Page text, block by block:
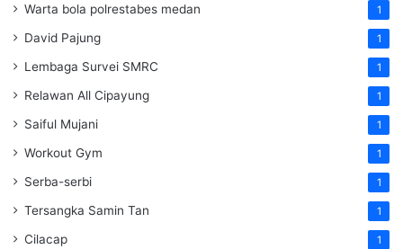
Warta bola polrestabes medan 1
David Pajung 1
Lembaga Survei SMRC 1
Relawan All Cipayung 1
Saiful Mujani 1
Workout Gym 1
Serba-serbi 1
Tersangka Samin Tan 1
Cilacap 1